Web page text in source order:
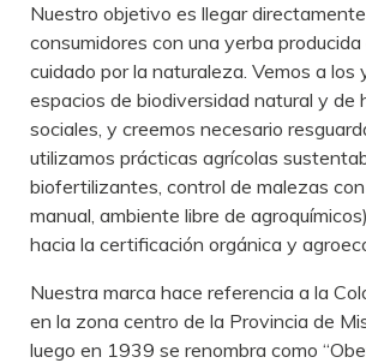
Nuestro objetivo es llegar
consumidores con una yerba
cuidado por la naturaleza. Vemos a los
espacios de biodiversidad natural y de
sociales, y creemos necesario
utilizamos prácticas agrícolas
biofertilizantes, control de malezas
manual, ambiente libre de
hacia la certificación orgánica y
Nuestra marca hace referencia a la
en la zona centro de la Provincia de
luego en 1939 se renombra como